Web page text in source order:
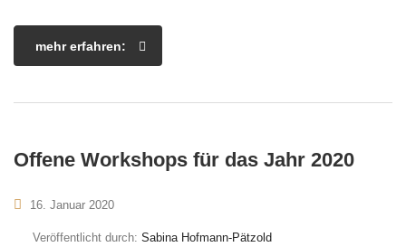
mehr erfahren:
Offene Workshops für das Jahr 2020
16. Januar 2020
Veröffentlicht durch: Sabina Hofmann-Pätzold